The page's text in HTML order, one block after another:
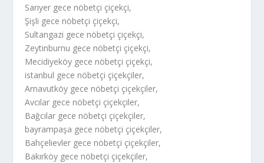
Sarıyer gece nöbetçi çiçekçi,
Şişli gece nöbetçi çiçekçi,
Sultangazi gece nöbetçi çiçekçi,
Zeytinburnu gece nöbetçi çiçekçi,
Mecidiyeköy gece nöbetçi çiçekçi,
istanbul gece nöbetçi çiçekçiler,
Arnavutköy gece nöbetçi çiçekçiler,
Avcılar gece nöbetçi çiçekçiler,
Bağcılar gece nöbetçi çiçekçiler,
bayrampaşa gece nöbetçi çiçekçiler,
Bahçelievler gece nöbetçi çiçekçiler,
Bakırköy gece nöbetçi çiçekçiler,